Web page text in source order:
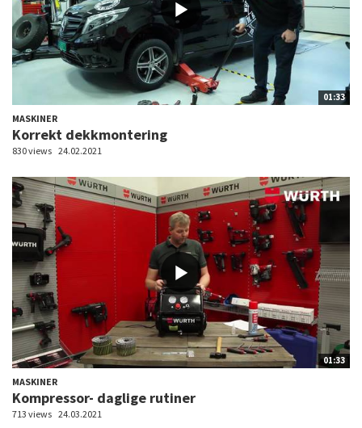
01:33
MASKINER
Korrekt dekkmontering
830 views 24.02.2021
01:33
MASKINER
Kompressor- daglige rutiner
713 views 24.03.2021